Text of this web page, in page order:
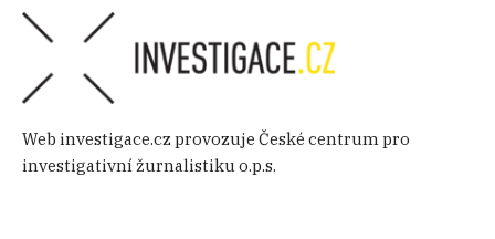
Web investigace.cz provozuje České centrum pro
investigativní žurnalistiku o.p.s.